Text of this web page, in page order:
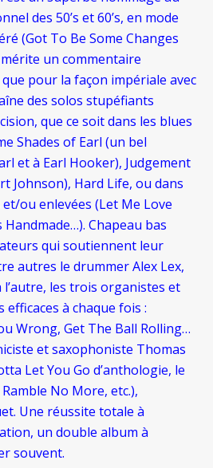
des 50’s et 60’s, en mode
(Got To Be Some Changes
un commentaire
pour la façon impériale avec
des solos stupéfiants
que ce soit dans les blues
Shades of Earl (un bel
et à Earl Hooker), Judgement
Johnson), Hard Life, ou dans
ou enlevées (Let Me Love
Handmade…). Chapeau bas
qui soutiennent leur
autres le drummer Alex Lex,
les trois organistes et
à chaque fois :
Wrong, Get The Ball Rolling…
et saxophoniste Thomas
Let You Go d’anthologie, le
No More, etc.),
Une réussite totale à
un double album à
souvent.